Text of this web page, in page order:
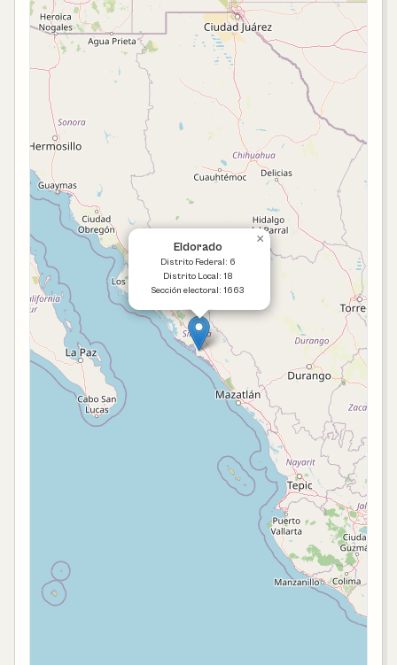
Eldorado
Distrito Federal: 6
Distrito Local: 18
Sección electoral: 1663
×